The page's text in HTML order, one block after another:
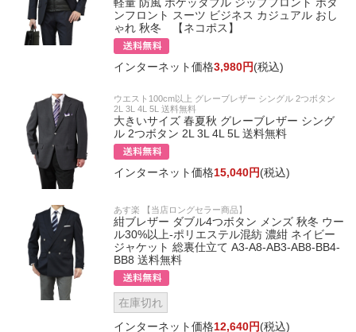
ンフロント スーツ ビジネス カジュアル おし
ゃれ 秋冬 【ネコポス】
インターネット価格3,980円(税込)
ウエスト100cm以上 グレーブレザー シングル 2つボタン
2L 3L 4L 5L 送料無料
大きいサイズ 春夏秋 グレーブレザー シング
ル 2つボタン 2L 3L 4L 5L 送料無料
インターネット価格15,040円(税込)
あす楽 【当店ロングセラー商品】
紺ブレザー ダブル4つボタン メンズ 秋冬 ウー
ル30%以上-ポリエステル混紡 濃紺 ネイビー
ジャケット 総裏仕立て A3-A8-AB3-AB8-BB4-
BB8 送料無料
在庫切れ
インターネット価格12,640円(税込)